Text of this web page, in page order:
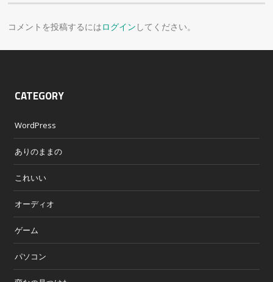
コメントを投稿するにはログイン してください。
CATEGORY
WordPress
ありのままの
これいい
オーディオ
ゲーム
パソコン